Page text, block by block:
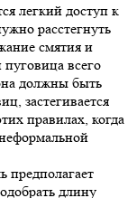
легкий доступ к
расстегнуть
смятия и
всего
должны быть
застегивается
правилах, когда
предполагает
длину